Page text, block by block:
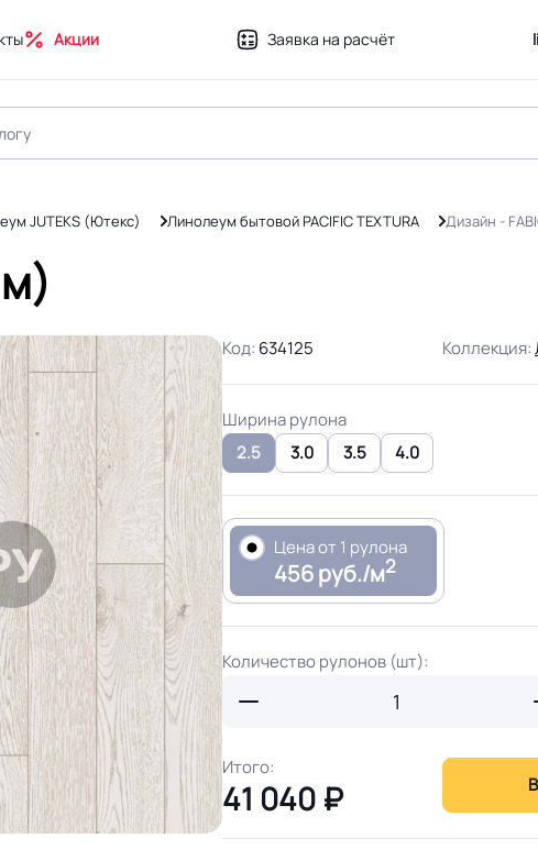
Акции Заявка на расчёт
JUTEKS (Ютекс) Линолеум бытовой PACIFIC TEXTURA Дизайн -
Код: 634125 Коллекция:
Ширина рулона
2.5
3.0 3.5 4.0
Цена от 1 рулона
456 руб./м2
Количество рулонов (шт):
Итого:
41 040 ₽